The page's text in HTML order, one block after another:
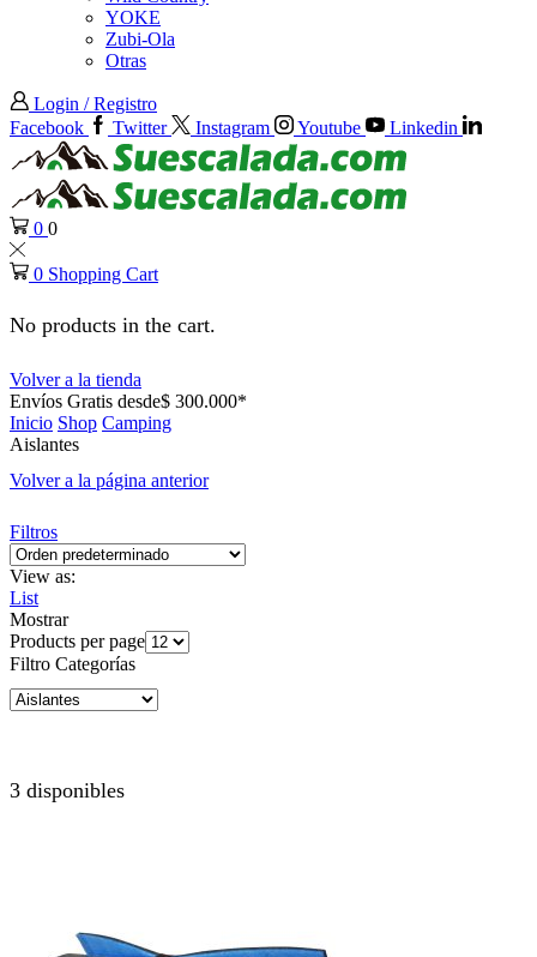
YOKE
Zubi-Ola
Otras
Login / Registro
Facebook
Twitter Instagram Youtube Linkedin
0 0
0 Shopping Cart
No products in the cart.
Volver a la tienda
Envíos Gratis desde$ 300.000*
Inicio Shop Camping
Aislantes
Volver a la página anterior
Filtros
View as:
List
Mostrar
Products per page
Filtro Categorías
3 disponibles